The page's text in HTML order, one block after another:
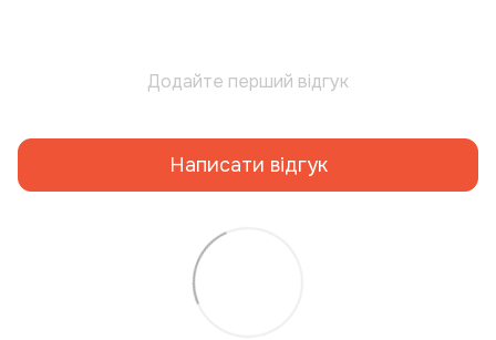
Додайте перший відгук
Написати відгук